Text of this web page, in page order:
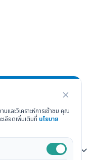
ง 92000
และวิเคราะห์การเข้าชม คุณ
เอียดเพิ่มเติมที่ นโยบาย